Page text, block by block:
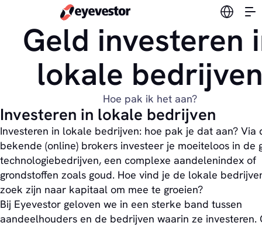
Geld investeren
lokale
Hoe pak ik het aan?
Investeren in lokale bedrijven
Investeren in lokale bedrijven: hoe pak je dat aan? Via
bekende (online) brokers investeer je moeiteloos in de
technologiebedrijven, een complexe aandelenindex of
grondstoffen zoals goud. Hoe vind je de lokale
zoek zijn naar kapitaal om mee te groeien?
Bij Eyevestor geloven we in een sterke band tussen
aandeelhouders en de bedrijven waarin ze investeren.